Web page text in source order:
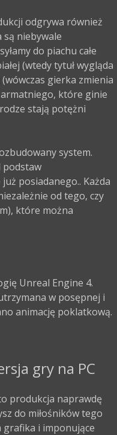
odgrywa również
są niebywale
do piachu całe
(wtedy tytuł wygląda
(wówczas gierka zmienia
które ginie
stają potężni
system.
podstaw
posiadanego.. Każda
od tego, czy
które można
Unreal Engine 4.
w posępnej i
animację poklatkową.
gry na PC
produkcja naprawdę
do miłośników tego
grafika i imponujące